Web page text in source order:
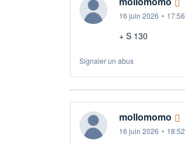
16 juin 2026 • 17:56
+ S 130
Signaler un abus
mollomomo
16 juin 2026 • 18:52